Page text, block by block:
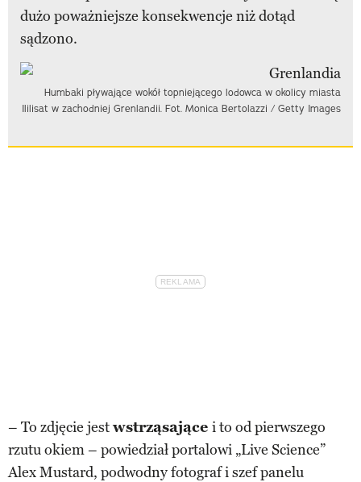
dużo poważniejsze konsekwencje niż dotąd
sądzono.
Humbaki pływające wokół topniejącego lodowca w okolicy miasta
Ililisat w zachodniej Grenlandii. Fot. Monica Bertolazzi / Getty Images
– To zdjęcie jestwstrząsające i to od pierwszego
rzutu okiem – powiedział portalowi „Live Science”
Alex Mustard, podwodny fotograf i szef panelu